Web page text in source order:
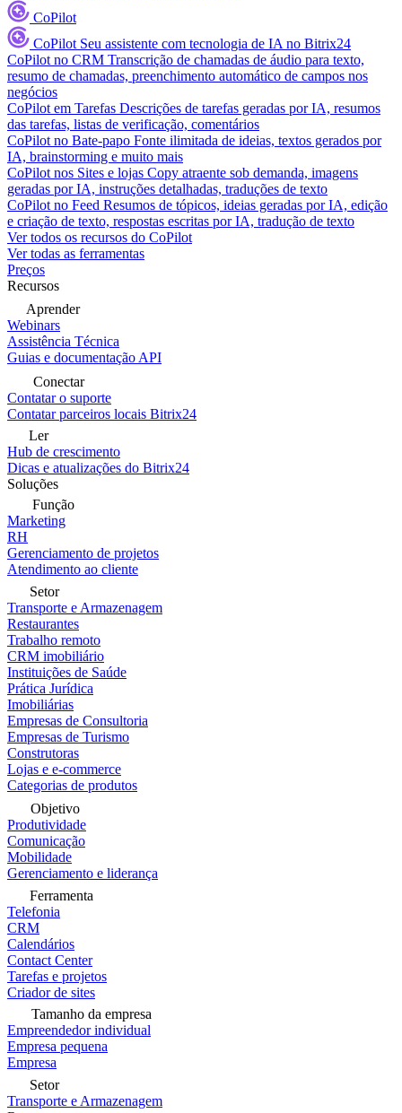
CoPilot
CoPilot Seu assistente com tecnologia de IA no Bitrix24
CoPilot no CRM Transcrição de chamadas de áudio para texto,
resumo de chamadas, preenchimento automático de campos nos
negócios
CoPilot em Tarefas Descrições de tarefas geradas por IA, resumos
das tarefas, listas de verificação, comentários
CoPilot no Bate-papo Fonte ilimitada de ideias, textos gerados por
IA, brainstorming e muito mais
CoPilot nos Sites e lojas Copy atraente sob demanda, imagens
geradas por IA, instruções detalhadas, traduções de texto
CoPilot no Feed Resumos de tópicos, ideias geradas por IA, edição
e criação de texto, respostas escritas por IA, tradução de texto
Ver todos os recursos do CoPilot
Ver todas as ferramentas
Preços
Recursos
Aprender
Webinars
Assistência Técnica
Guias e documentação API
Conectar
Contatar o suporte
Contatar parceiros locais Bitrix24
Ler
Hub de crescimento
Dicas e atualizações do Bitrix24
Soluções
Função
Marketing
RH
Gerenciamento de projetos
Atendimento ao cliente
Setor
Transporte e Armazenagem
Restaurantes
Trabalho remoto
CRM imobiliário
Instituições de Saúde
Prática Jurídica
Imobiliárias
Empresas de Consultoria
Empresas de Turismo
Construtoras
Lojas e e-commerce
Categorias de produtos
Objetivo
Produtividade
Comunicação
Mobilidade
Gerenciamento e liderança
Ferramenta
Telefonia
CRM
Calendários
Contact Center
Tarefas e projetos
Criador de sites
Tamanho da empresa
Empreendedor individual
Empresa pequena
Empresa
Setor
Transporte e Armazenagem